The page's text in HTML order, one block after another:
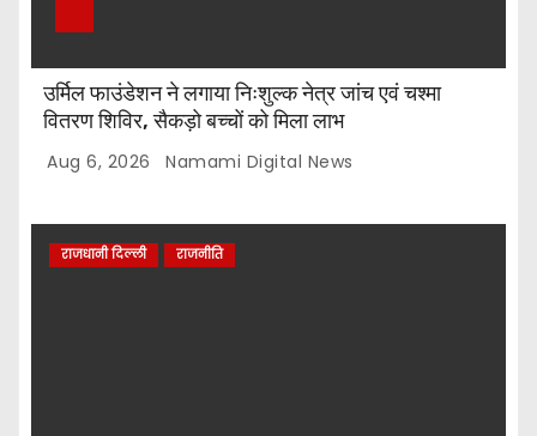
उर्मिल फाउंडेशन ने लगाया निःशुल्क नेत्र जांच एवं चश्मा
वितरण शिविर, सैकड़ो बच्चों को मिला लाभ
Aug 6, 2026 Namami Digital News
राजधानी दिल्ली राजनीति